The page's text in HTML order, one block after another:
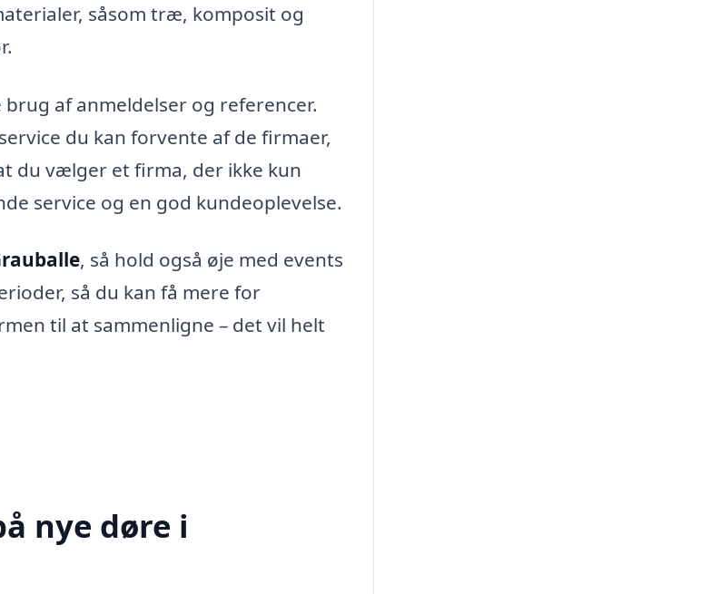
såsom træ, komposit og
af anmeldelser og referencer.
du kan forvente af de firmaer,
du vælger et firma, der ikke kun
service og en god kundeoplevelse.
, så hold også øje med events
så du kan få mere for
til at sammenligne – det vil helt
nye døre i